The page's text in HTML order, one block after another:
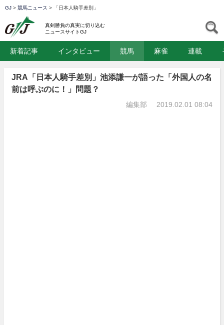
GJ > 競馬ニュース > 「日本人騎手差別」
真剣勝負の真実に切り込む
ニュースサイトGJ
新着記事 インタビュー 競馬 麻雀 連載
JRA「日本人騎手差別」池添謙一が語った「外国人の名
前は呼ぶのに！」問題？
編集部 2019.02.01 08:04